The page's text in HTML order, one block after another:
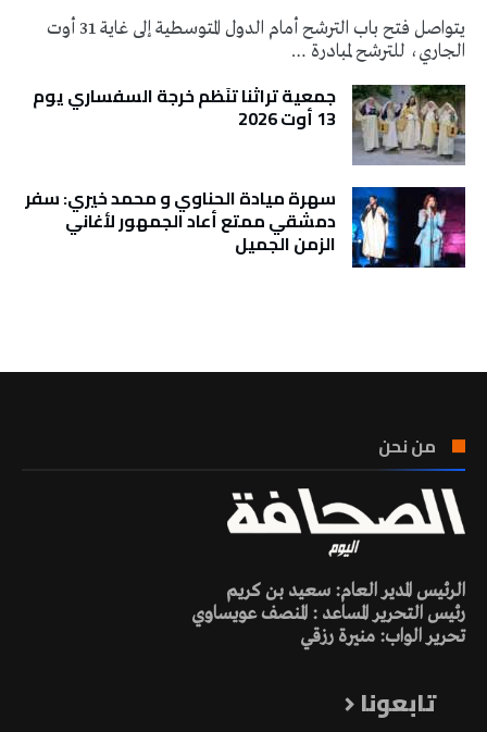
يتواصل فتح باب الترشح أمام الدول المتوسطية إلى غاية 31 أوت
الجاري، للترشح لمبادرة …
جمعية تراثنا تنَظم خرجة السفساري يوم
13 أوت 2026
سهرة ميادة الحناوي و محمد خيري: سفر
دمشقي ممتع أعاد الجمهور لأغاني
الزمن الجميل
من نحن
الرئيس المدير العام: سعيد بن كريم
رئيس التحرير المساعد : المنصف عويساوي
تحرير الواب: منيرة رزقي
تابعونا